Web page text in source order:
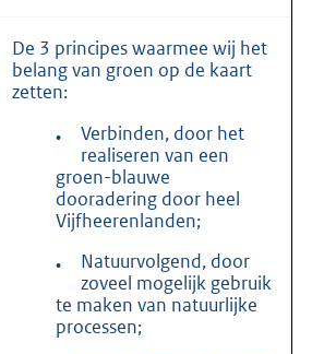
De 3 principes waarmee wij het
belang van groen op de kaart
zetten:
•
Verbinden, door het
realiseren van een
groen-blauwe
dooradering door heel
Vijfheerenlanden;
•
Natuurvolgend, door
zoveel mogelijk gebruik
te maken van natuurlijke
processen;